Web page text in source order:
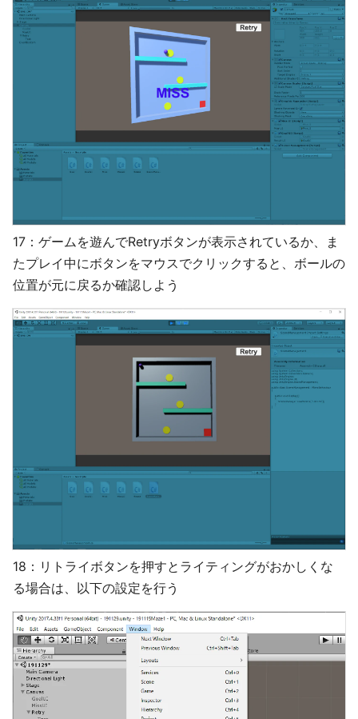
17：ゲームを遊んでRetryボタンが表示されているか、ま
たプレイ中にボタンをマウスでクリックすると、ボールの
位置が元に戻るか確認しよう
18：リトライボタンを押すとライティングがおかしくな
る場合は、以下の設定を行う